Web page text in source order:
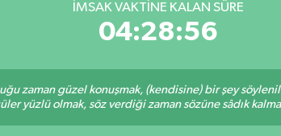
İMSAK VAKTINE KALAN SÜRE
04:28:56
zaman güzel konuşmak, (kendisine) bir şey
yüzlü olmak, söz verdiği zaman sözüne sâdık